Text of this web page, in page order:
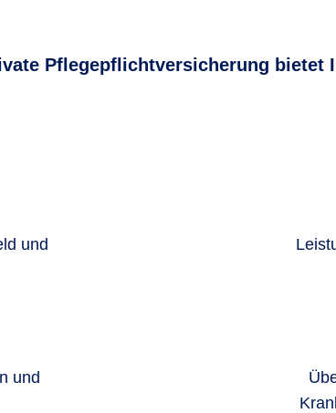
Pflegepflichtversicherung bietet
und
und